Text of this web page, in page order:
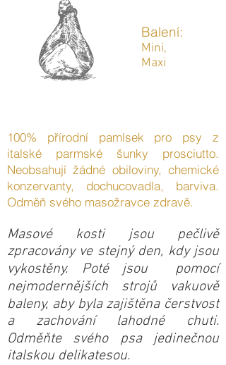
Balení:
Mini,
Maxi
100% přírodní pamlsek pro psy z
italské parmské šunky prosciutto.
Neobsahují žádné obiloviny, chemické
konzervanty, dochucovadla, barviva.
Odměň svého masožravce zdravě.
Masové kosti jsou pečlivě
zpracovány ve stejný den, kdy jsou
vykostěny. Poté jsou pomocí
nejmodernějších strojů vakuově
baleny, aby byla zajištěna čerstvost
a zachování lahodné chuti.
Odměňte svého psa jedinečnou
italskou delikatesou.